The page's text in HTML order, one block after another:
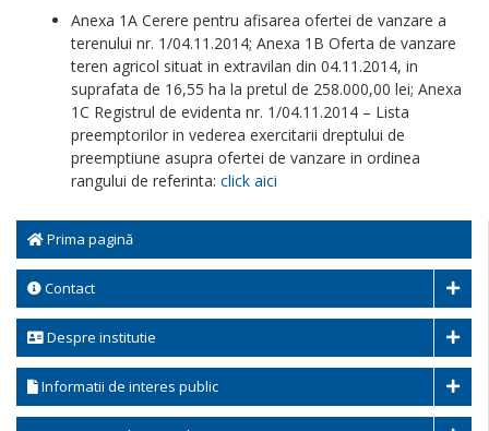
Prima pagină
Contact
Despre institutie
Informatii de interes public
Anexa 1A Cerere pentru afisarea ofertei de vanzare a
terenului nr. 1/04.11.2014; Anexa 1B Oferta de vanzare
teren agricol situat in extravilan din 04.11.2014, in
suprafata de 16,55 ha la pretul de 258.000,00 lei; Anexa
1C Registrul de evidenta nr. 1/04.11.2014 – Lista
preemptorilor in vederea exercitarii dreptului de
preemptiune asupra ofertei de vanzare in ordinea
rangului de referinta: click aici